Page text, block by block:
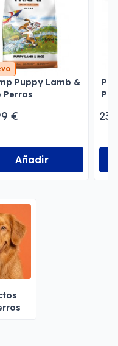
Puppy Lamb &
Perros
€
Añadir